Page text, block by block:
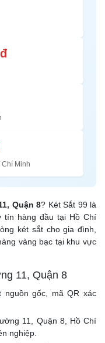
Minh
Quận 8? Két Sắt 99 là
tín hàng đầu tại Hồ Chí
két sắt cho gia đình,
vàng bạc tại khu vực
11, Quận 8
nguồn gốc, mã QR xác
11, Quận 8, Hồ Chí
nghiệp.